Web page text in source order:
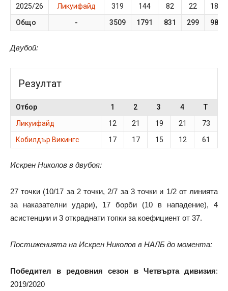
2025/26
Ликуифайд 319 144 82 22
18
Общо
- 3509 1791 831 299 98
Двубой:
Резултат
Отбор 1 2 3 4
T
Ликуифайд
12 21 19 21
73
Кобилдър Викингс
17 17 15 12 61
Искрен Николов в двубоя:
27 точки (10/17 за 2 точки, 2/7 за 3 точки и 1/2 от линията
за наказателни удари), 17 борби (10 в нападение), 4
асистенции и 3 откраднати топки за коефициент от 37.
Постиженията на Искрен Николов в НАЛБ до момента:
Победител в редовния сезон в Четвърта дивизия:
2019/2020